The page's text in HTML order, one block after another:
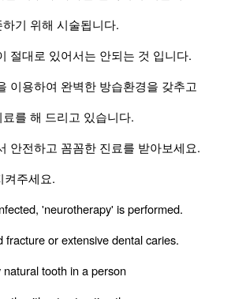
기 위해 시술됩니다.
절대로 있어서는 안되는 것 입니다.
이용하여 완벽한 방습환경을 갖추고
를 해 드리고 있습니다.
안전하고 꼼꼼한 진료를 받아보세요.
켜주세요.
'neurotherapy' is performed.
or extensive dental caries.
tooth in a person